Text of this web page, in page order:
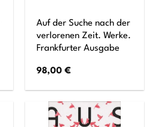
Auf der Suche nach der
verlorenen Zeit. Werke.
Frankfurter Ausgabe
98,00€